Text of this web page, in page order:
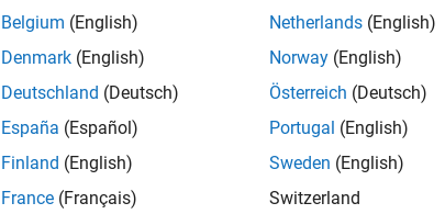
Belgium (English)
Denmark (English)
Deutschland (Deutsch)
España (Español)
Finland (English)
France (Français)
Netherlands (English)
Norway (English)
Österreich (Deutsch)
Portugal (English)
Sweden (English)
Switzerland